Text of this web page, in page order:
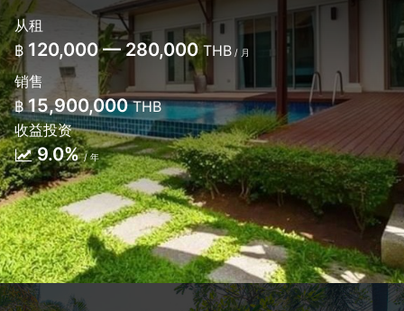
从租
฿ 120,000 — 280,000THB / 月
销售
฿ 15,900,000THB
收益投资
9.0%/ 年